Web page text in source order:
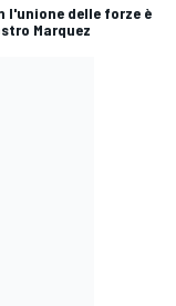
l'unione delle forze è
Marquez